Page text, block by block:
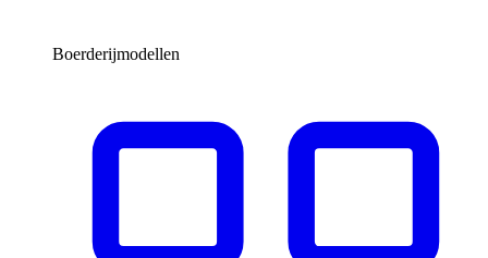
Boerderijmodellen